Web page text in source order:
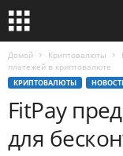
Домой Криптовалюты
платежей в криптовалюте
КРИПТОВАЛЮТЫ
FitPay
для